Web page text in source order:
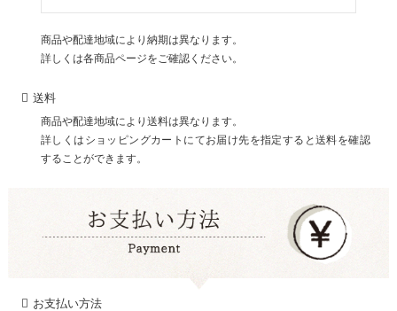
商品や配達地域により納期は異なります。
詳しくは各商品ページをご確認ください。
送料
商品や配達地域により送料は異なります。
詳しくはショッピングカートにてお届け先を指定すると送料を確認
することができます。
お支払い方法